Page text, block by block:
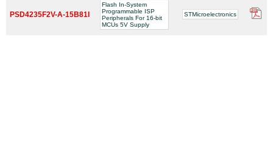
PSD4235F2V-A-15B81I
Flash In-System
Programmable ISP
Peripherals For 16-bit
MCUs 5V Supply
STMicroelectronics